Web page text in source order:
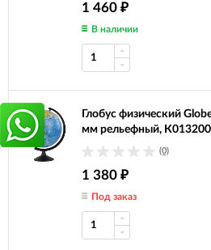
1 460 ₽
В наличии
Глобус физический
мм рельефный,
(0)
1 380 ₽
Под заказ